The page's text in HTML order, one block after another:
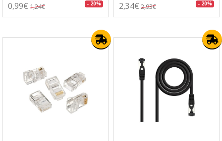
0,99€ 1,24€ - 20% 2,34€ 2,93€ - 20%